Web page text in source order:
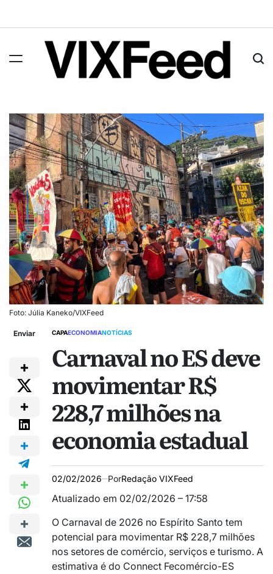
Foto: Júlia Kaneko/VIXFeed
Enviar CAPAECONOMIANOTÍCIAS
Carnaval no ES deve
movimentar R$
228,7 milhões na
economia estadual
02/02/2026 PorRedação VIXFeed
Atualizado em 02/02/2026 – 17:58
O Carnaval de 2026 no Espírito Santo tem
potencial para movimentar R$ 228,7 milhões
nos setores de comércio, serviços e turismo. A
estimativa é do Connect Fecomércio-ES